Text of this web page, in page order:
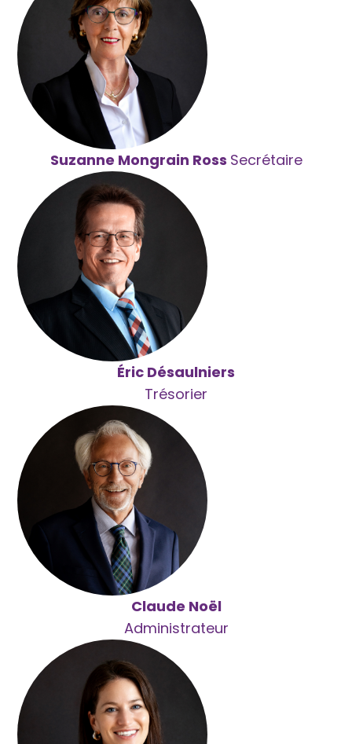
Suzanne Mongrain Ross Secrétaire
Éric Désaulniers
Trésorier
Claude Noël
Administrateur